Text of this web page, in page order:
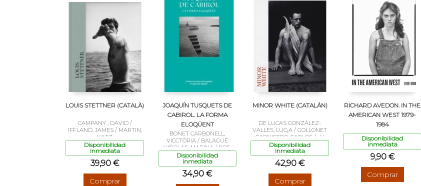
LOUIS STETTNER (CATALÀ)
CAMPANY , DAVID /
IFFLAND, JAMES / MARTIN,
KATZ
Disponibilidad
inmediata
39,90 €
Comprar
JOAQUÍN TUSQUETS DE
CABIROL. LA FORMA
ELOQÜENT
BONET CARBONELL,
VICCTÒRIA / BALAGUÉ
VIÑOLAS, MARINA / BOF,
VALLS
Disponibilidad
inmediata
34,90 €
MINOR WHITE (CATALÁN)
DE LUCAS GONZÁLEZ-
VALLES, LUC¡A / GOLLONET
CARNICERO, CARLOS / , V
Disponibilidad
inmediata
42,90 €
Comprar
RICHARD AVEDON. IN THE
AMERICAN WEST 1979-
1984
Disponibilidad
inmediata
9,90 €
Comprar